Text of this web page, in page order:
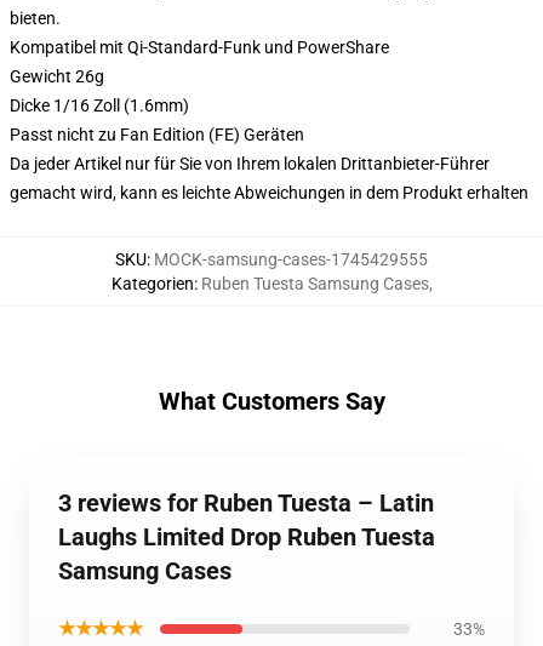
bieten.
Kompatibel mit Qi-Standard-Funk und PowerShare
Gewicht 26g
Dicke 1/16 Zoll (1.6mm)
Passt nicht zu Fan Edition (FE) Geräten
Da jeder Artikel nur für Sie von Ihrem lokalen Drittanbieter-Führer
gemacht wird, kann es leichte Abweichungen in dem Produkt erhalten
SKU: MOCK-samsung-cases-1745429555
Kategorien: Ruben Tuesta Samsung Cases,
What Customers Say
3 reviews for Ruben Tuesta – Latin
Laughs Limited Drop Ruben Tuesta
Samsung Cases
★★★★★ 33%